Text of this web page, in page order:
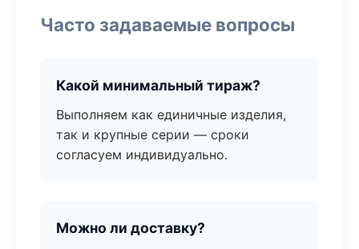
Часто задаваемые вопросы
Какой минимальный тираж?
Выполняем как единичные изделия,
так и крупные серии — сроки
согласуем индивидуально.
Можно ли доставку?